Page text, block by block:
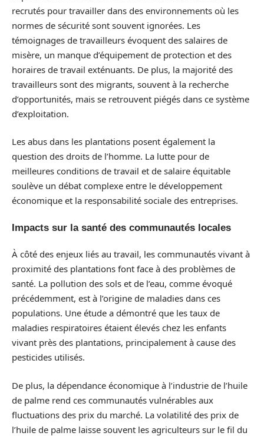
recrutés pour travailler dans des environnements où les
normes de sécurité sont souvent ignorées. Les
témoignages de travailleurs évoquent des salaires de
misère, un manque d’équipement de protection et des
horaires de travail exténuants. De plus, la majorité des
travailleurs sont des migrants, souvent à la recherche
d’opportunités, mais se retrouvent piégés dans ce système
d’exploitation.
Les abus dans les plantations posent également la
question des droits de l’homme. La lutte pour de
meilleures conditions de travail et de salaire équitable
soulève un débat complexe entre le développement
économique et la responsabilité sociale des entreprises.
Impacts sur la santé des communautés locales
À côté des enjeux liés au travail, les communautés vivant à
proximité des plantations font face à des problèmes de
santé. La pollution des sols et de l’eau, comme évoqué
précédemment, est à l’origine de maladies dans ces
populations. Une étude a démontré que les taux de
maladies respiratoires étaient élevés chez les enfants
vivant près des plantations, principalement à cause des
pesticides utilisés.
De plus, la dépendance économique à l’industrie de l’huile
de palme rend ces communautés vulnérables aux
fluctuations des prix du marché. La volatilité des prix de
l’huile de palme laisse souvent les agriculteurs sur le fil du